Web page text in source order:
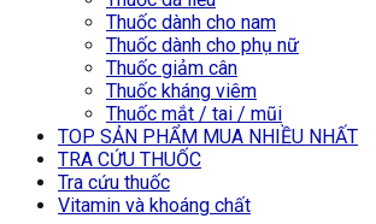
Thuốc dành cho nam
Thuốc dành cho phụ nữ
Thuốc giảm cân
Thuốc kháng viêm
Thuốc mắt / tai / mũi
TOP SẢN PHẨM MUA NHIỀU NHẤT
TRA CỨU THUỐC
Tra cứu thuốc
Vitamin và khoáng chất